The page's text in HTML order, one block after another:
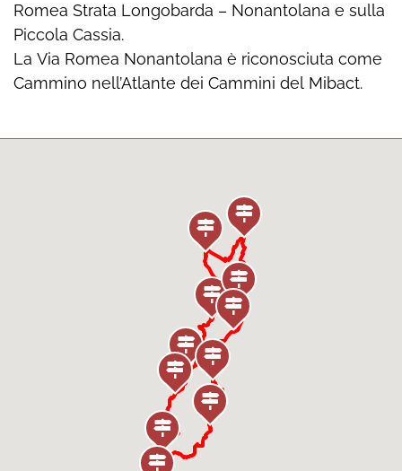
Romea Strata Longobarda – Nonantolana e sulla
Piccola Cassia.
La Via Romea Nonantolana è riconosciuta come
Cammino nell’Atlante dei Cammini del Mibact.